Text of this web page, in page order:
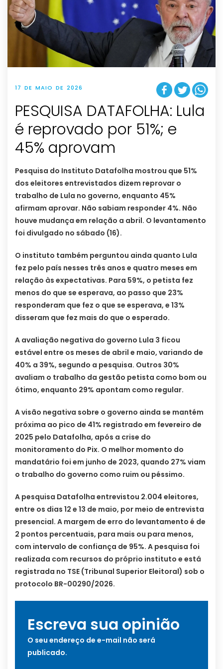
17 DE MAIO DE 2026
PESQUISA DATAFOLHA: Lula
é reprovado por 51%; e
45% aprovam
Pesquisa do Instituto Datafolha mostrou que 51%
dos eleitores entrevistados dizem reprovar o
trabalho de Lula no governo, enquanto 45%
afirmam aprovar. Não sabiam responder 4%. Não
houve mudança em relação a abril. O levantamento
foi divulgado no sábado (16).
O instituto também perguntou ainda quanto Lula
fez pelo país nesses três anos e quatro meses em
relação às expectativas. Para 59%, o petista fez
menos do que se esperava, ao passo que 23%
responderam que fez o que se esperava, e 13%
disseram que fez mais do que o esperado.
A avaliação negativa do governo Lula 3 ficou
estável entre os meses de abril e maio, variando de
40% a 39%, segundo a pesquisa. Outros 30%
avaliam o trabalho da gestão petista como bom ou
ótimo, enquanto 29% apontam como regular.
A visão negativa sobre o governo ainda se mantém
próxima ao pico de 41% registrado em fevereiro de
2025 pelo Datafolha, após a crise do
monitoramento do Pix. O melhor momento do
mandatário foi em junho de 2023, quando 27% viam
o trabalho do governo como ruim ou péssimo.
A pesquisa Datafolha entrevistou 2.004 eleitores,
entre os dias 12 e 13 de maio, por meio de entrevista
presencial. A margem de erro do levantamento é de
2 pontos percentuais, para mais ou para menos,
com intervalo de confiança de 95%. A pesquisa foi
realizada com recursos do próprio instituto e está
registrada no TSE (Tribunal Superior Eleitoral) sob o
protocolo BR-00290/2026.
Escreva sua opinião
O seu endereço de e-mail não será
publicado.